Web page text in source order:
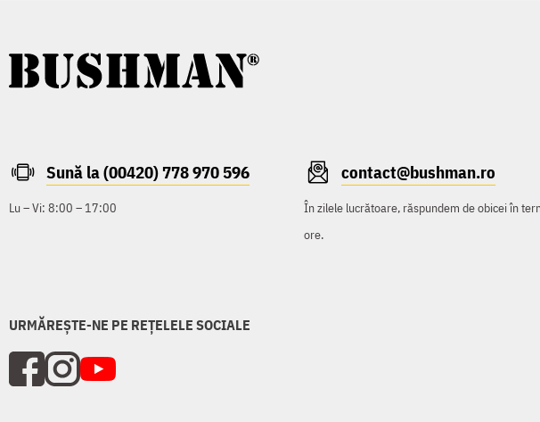
Sună la (00420) 778 970 596
Lu – Vi: 8:00 – 17:00
contact@bushman.ro
În zilele lucrătoare, răspundem de obicei în
ore.
URMĂREȘTE-NE PE REȚELELE SOCIALE